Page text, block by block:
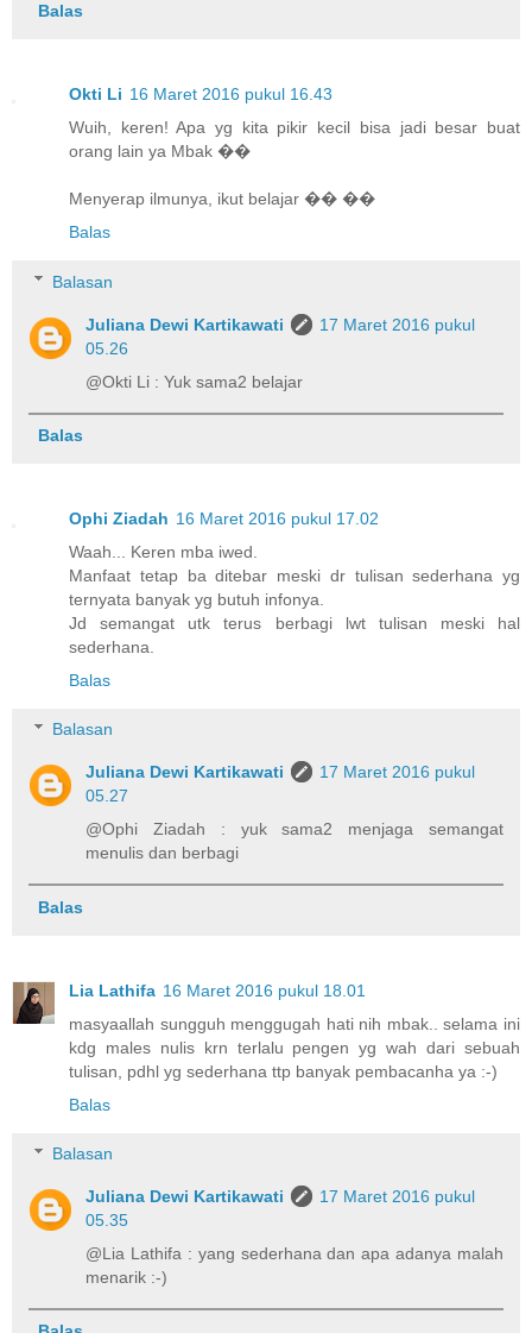
Balas
Okti Li 16 Maret 2016 pukul 16.43
Wuih, keren! Apa yg kita pikir kecil bisa jadi besar buat
orang lain ya Mbak ��
Menyerap ilmunya, ikut belajar �� ��
Balas
Balasan
Juliana Dewi Kartikawati
17 Maret 2016 pukul
05.26
@Okti Li : Yuk sama2 belajar
Balas
Ophi Ziadah 16 Maret 2016 pukul 17.02
Waah... Keren mba iwed.
Manfaat tetap ba ditebar meski dr tulisan sederhana yg
ternyata banyak yg butuh infonya.
Jd semangat utk terus berbagi lwt tulisan meski hal
sederhana.
Balas
Balasan
Juliana Dewi Kartikawati
17 Maret 2016 pukul
05.27
@Ophi Ziadah : yuk sama2 menjaga semangat
menulis dan berbagi
Balas
Lia Lathifa 16 Maret 2016 pukul 18.01
masyaallah sungguh menggugah hati nih mbak.. selama ini
kdg males nulis krn terlalu pengen yg wah dari sebuah
tulisan, pdhl yg sederhana ttp banyak pembacanha ya :-)
Balas
Balasan
Juliana Dewi Kartikawati
17 Maret 2016 pukul
05.35
@Lia Lathifa : yang sederhana dan apa adanya malah
menarik :-)